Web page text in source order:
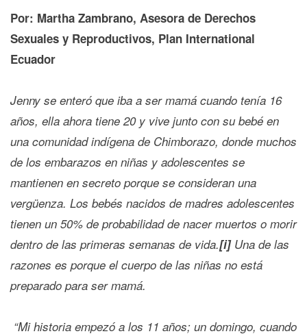
Por: Martha Zambrano, Asesora de Derechos
Sexuales y Reproductivos, Plan International
Ecuador
Jenny se enteró que iba a ser mamá cuando tenía 16
años, ella ahora tiene 20 y vive junto con su bebé en
una comunidad indígena de Chimborazo, donde muchos
de los embarazos en niñas y adolescentes se
mantienen en secreto porque se consideran una
vergüenza. Los bebés nacidos de madres adolescentes
tienen un 50% de probabilidad de nacer muertos o morir
dentro de las primeras semanas de vida.[i]Una de las
razones es porque el cuerpo de las niñas no está
preparado para ser mamá.
“Mi historia empezó a los 11 años; un domingo, cuando